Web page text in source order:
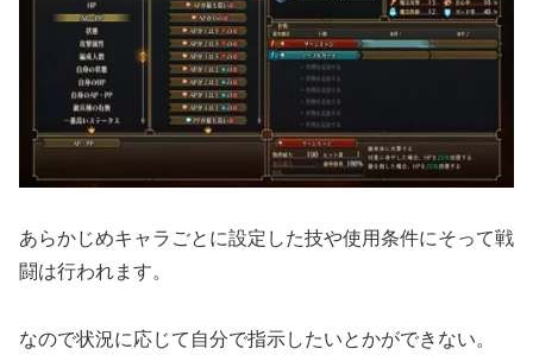
あらかじめキャラごとに設定した技や使用条件にそって戦
闘は行われます。
なので状況に応じて自分で指示したいとかができない。